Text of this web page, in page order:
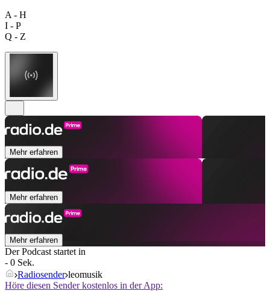
A - H
I - P
Q - Z
Mehr erfahren
Mehr erfahren
Mehr erfahren
Der Podcast startet in
- 0 Sek.
Radiosender leomusik
Höre diesen Sender kostenlos in der App: